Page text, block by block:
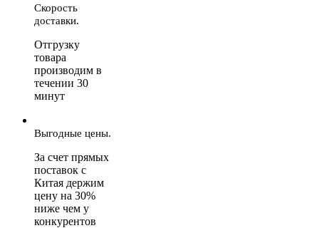
Скорость
доставки.
Отгрузку
товара
производим в
течении 30
минут
Выгодные цены.
За счет прямых
поставок с
Китая держим
цену на 30%
ниже чем у
конкурентов